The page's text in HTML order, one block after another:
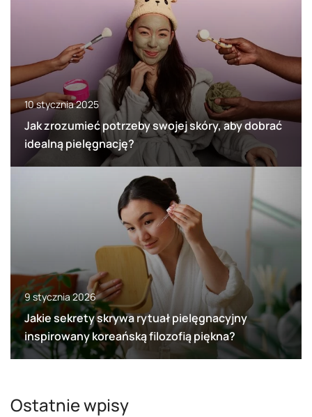
10 stycznia 2025
Jak zrozumieć potrzeby swojej skóry, aby dobrać
idealną pielęgnację?
9 stycznia 2026
Jakie sekrety skrywa rytuał pielęgnacyjny
inspirowany koreańską filozofią piękna?
Ostatnie wpisy